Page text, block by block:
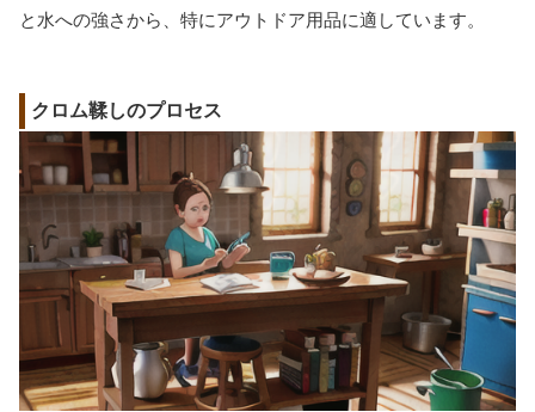
と水への強さから、特にアウトドア用品に適しています。
クロム鞣しのプロセス